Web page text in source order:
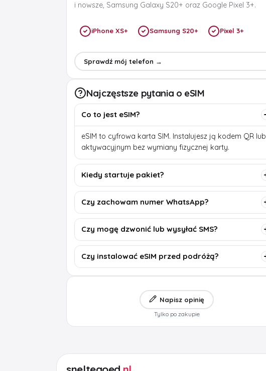
i nowsze, Samsung Galaxy S20+ oraz Google Pixel 3+.
iPhone XS+ Samsung S20+ Pixel 3+
Sprawdź mój telefon →
Najczęstsze pytania o eSIM
Co to jest eSIM?
eSIM to cyfrowa karta SIM. Instalujesz ją kodem QR lub
aktywacyjnym bez wymiany fizycznej karty.
Kiedy startuje pakiet?
Czy zachowam numer WhatsApp?
Czy mogę dzwonić lub wysyłać SMS?
Czy instalować eSIM przed podróżą?
Napisz opinię
Tylko po zakupie